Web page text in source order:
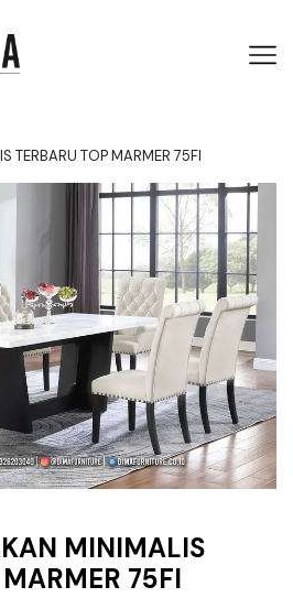
TERBARU TOP MARMER 75FI
MINIMALIS
75FI